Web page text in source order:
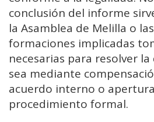
conclusión del informe
la Asamblea de Melilla o
formaciones implicadas
necesarias para resolver
sea mediante
acuerdo interno o
procedimiento formal.